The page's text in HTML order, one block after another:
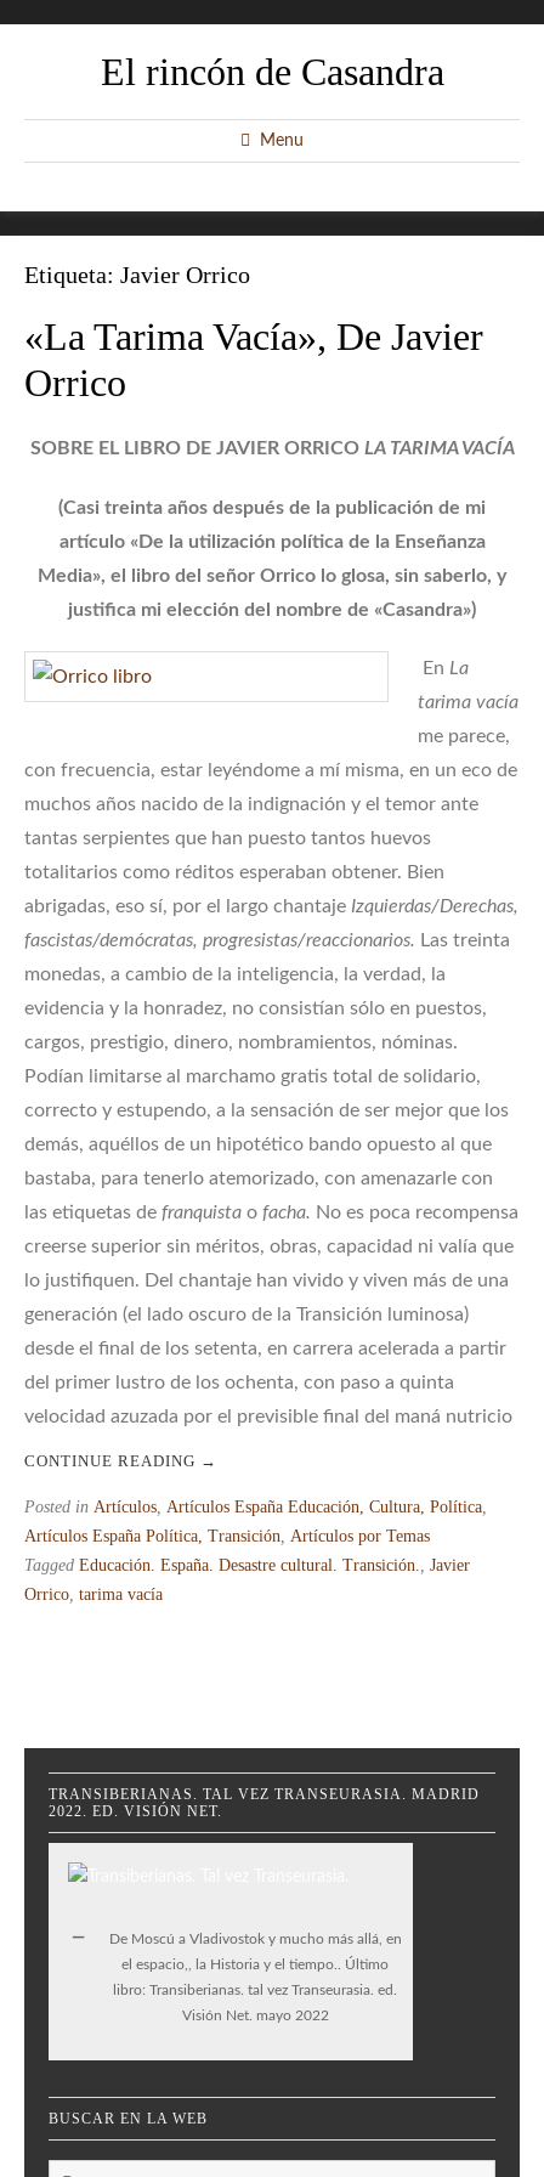
El rincón de Casandra
Menu
Etiqueta: Javier Orrico
«La Tarima Vacía», De Javier
Orrico
SOBRE EL LIBRO DE JAVIER ORRICO LA TARIMA VACÍA
(Casi treinta años después de la publicación de mi
artículo «De la utilización política de la Enseñanza
Media», el libro del señor Orrico lo glosa, sin saberlo, y
justifica mi elección del nombre de «Casandra»)
En La
tarima vacía
me parece,
con frecuencia, estar leyéndome a mí misma, en un eco de
muchos años nacido de la indignación y el temor ante
tantas serpientes que han puesto tantos huevos
totalitarios como réditos esperaban obtener. Bien
abrigadas, eso sí, por el largo chantaje Izquierdas/Derechas,
fascistas/demócratas, progresistas/reaccionarios. Las treinta
monedas, a cambio de la inteligencia, la verdad, la
evidencia y la honradez, no consistían sólo en puestos,
cargos, prestigio, dinero, nombramientos, nóminas.
Podían limitarse al marchamo gratis total de solidario,
correcto y estupendo, a la sensación de ser mejor que los
demás, aquéllos de un hipotético bando opuesto al que
bastaba, para tenerlo atemorizado, con amenazarle con
las etiquetas de franquista o facha. No es poca recompensa
creerse superior sin méritos, obras, capacidad ni valía que
lo justifiquen. Del chantaje han vivido y viven más de una
generación (el lado oscuro de la Transición luminosa)
desde el final de los setenta, en carrera acelerada a partir
del primer lustro de los ochenta, con paso a quinta
velocidad azuzada por el previsible final del maná nutricio
CONTINUE READING →
Posted in Artículos, Artículos España Educación, Cultura, Política,
Artículos España Política, Transición, Artículos por Temas
Tagged Educación. España. Desastre cultural. Transición., Javier
Orrico, tarima vacía
TRANSIBERIANAS. TAL VEZ TRANSEURASIA. MADRID
2022. ED. VISIÓN NET.
De Moscú a Vladivostok y mucho más allá, en
el espacio,, la Historia y el tiempo.. Último
libro: Transiberianas. tal vez Transeurasia. ed.
Visión Net. mayo 2022
BUSCAR EN LA WEB